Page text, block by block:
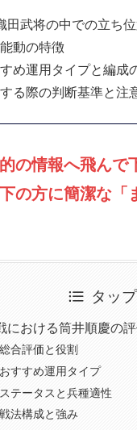
田武将の中での立ち
動の特徴
め運用タイプと編成
る際の判断基準と注
の情報へ飛んで
の方に簡潔な「
タッ
における筒井順慶の
合評価と役割
すすめ運用タイプ
テータスと兵種適性
法構成と強み